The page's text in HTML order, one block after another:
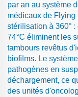
par an au système
médicaux de Flying
stérilisation à 360°
74°C éliminent les
tambours revêtus
biofilms. Le
pathogènes en
déchargement, ce
des unités